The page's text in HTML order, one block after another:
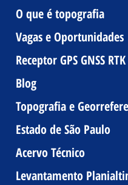
O que é topografia
Vagas e Oportunidades
Receptor GPS GNSS
Blog
Topografia e
Estado de São Paulo
Acervo Técnico
Levantamento